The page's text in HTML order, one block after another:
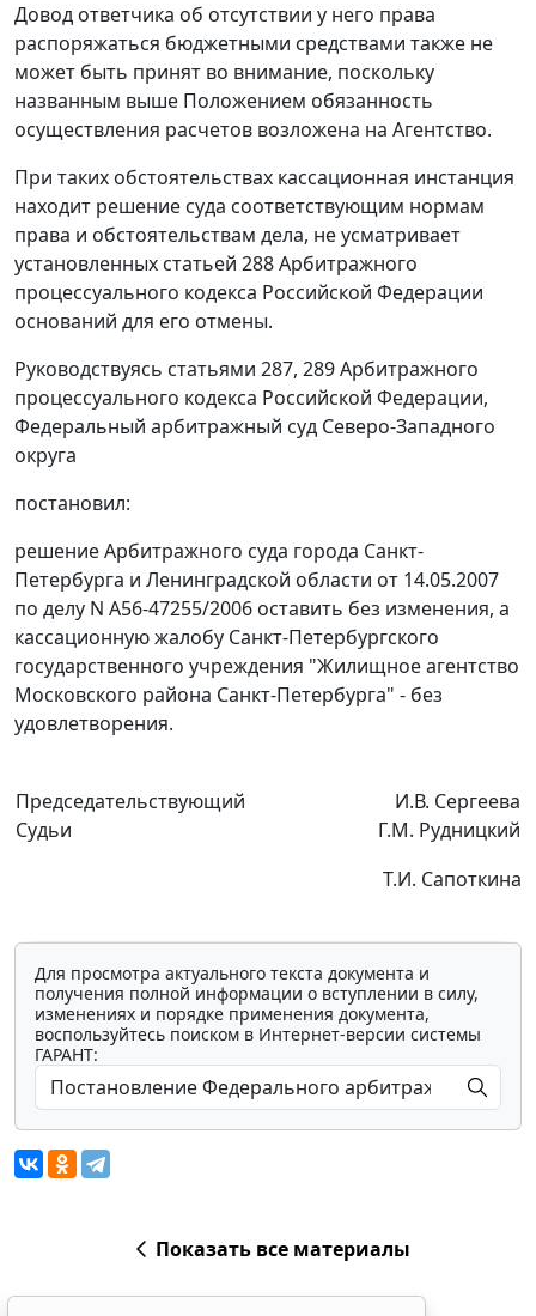
Довод ответчика об отсутствии у него права
распоряжаться бюджетными средствами также не
может быть принят во внимание, поскольку
названным выше Положением обязанность
осуществления расчетов возложена на Агентство.
При таких обстоятельствах кассационная инстанция
находит решение суда соответствующим нормам
права и обстоятельствам дела, не усматривает
установленных статьей 288Арбитражного
процессуального кодекса Российской Федерации
оснований для его отмены.
Руководствуясь статьями 287, 289Арбитражного
процессуального кодекса Российской Федерации,
Федеральный арбитражный суд Северо-Западного
округа
постановил:
решение Арбитражного суда города Санкт-
Петербурга и Ленинградской области от 14.05.2007
по делу N А56-47255/2006 оставить без изменения, а
кассационную жалобу Санкт-Петербургского
государственного учреждения "Жилищное агентство
Московского района Санкт-Петербурга" - без
удовлетворения.
Председательствующий
Судьи
И.В. Сергеева
Г.М. Рудницкий
Т.И. Сапоткина
Для просмотра актуального текста документа и
получения полной информации о вступлении в силу,
изменениях и порядке применения документа,
воспользуйтесь поиском в Интернет-версии системы
ГАРАНТ:
Показать все материалы